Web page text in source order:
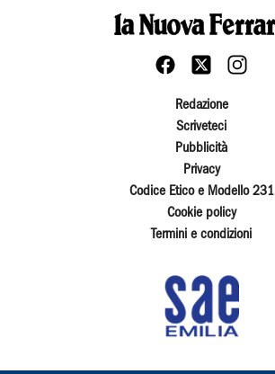
Redazione
Scriveteci
Pubblicità
Privacy
Codice Etico e Modello 231
Cookie policy
Termini e condizioni